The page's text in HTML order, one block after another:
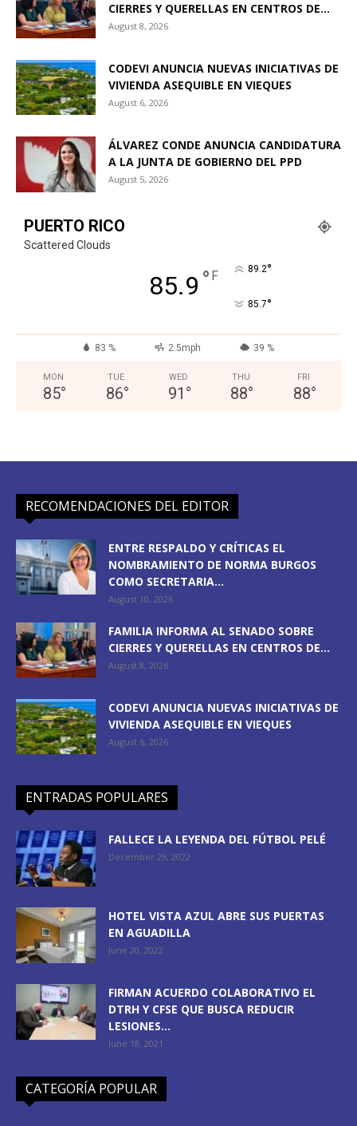
CIERRES Y QUERELLAS EN CENTROS DE...
August 8, 2026
CODEVI ANUNCIA NUEVAS INICIATIVAS DE
VIVIENDA ASEQUIBLE EN VIEQUES
August 6, 2026
ÁLVAREZ CONDE ANUNCIA CANDIDATURA
A LA JUNTA DE GOBIERNO DEL PPD
August 5, 2026
PUERTO RICO
Scattered Clouds
85.9 ° F 89.2°
85.7°
83 % 2.5mph 39 %
MON
85°
TUE
86°
WED
91 °
THU
88°
FRI
88°
RECOMENDACIONES DEL EDITOR
ENTRE RESPALDO Y CRÍTICAS EL
NOMBRAMIENTO DE NORMA BURGOS
COMO SECRETARIA...
August 10, 2026
FAMILIA INFORMA AL SENADO SOBRE
CIERRES Y QUERELLAS EN CENTROS DE...
August 8, 2026
CODEVI ANUNCIA NUEVAS INICIATIVAS DE
VIVIENDA ASEQUIBLE EN VIEQUES
August 6, 2026
ENTRADAS POPULARES
FALLECE LA LEYENDA DEL FÚTBOL PELÉ
December 29, 2022
HOTEL VISTA AZUL ABRE SUS PUERTAS
EN AGUADILLA
June 20, 2022
FIRMAN ACUERDO COLABORATIVO EL
DTRH Y CFSE QUE BUSCA REDUCIR
LESIONES...
June 18, 2021
CATEGORÍA POPULAR